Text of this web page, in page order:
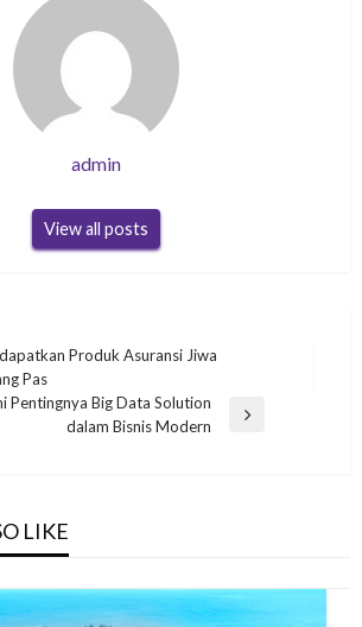
admin
View all posts
Produk Asuransi Jiwa
Pas
Pentingnya Big Data Solution
dalam Bisnis Modern
LIKE